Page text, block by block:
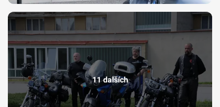
11 dalších